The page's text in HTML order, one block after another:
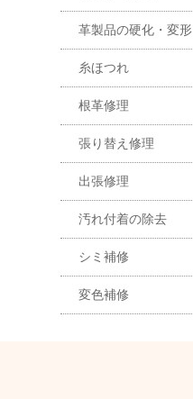
革製品の硬化・変形
糸ほつれ
根革修理
張り替え修理
出張修理
汚れ付着の除去
シミ補修
変色補修